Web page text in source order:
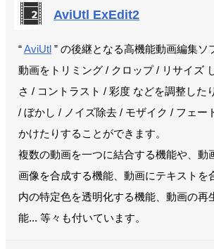
AviUtl ExEdit2
“AviUtl ” の後継となる高機能動画編集ソ
動画をトリミング / クロップ / リサイズ
さ / コントラスト / 彩度 などを調整した
/ ぼかし / ノイズ除去 / モザイク / フェー
かけたりすることができます。
複数の動画を一つに結合する機能や、動
画像を合成する機能、動画にテキストを
内の特定色を透明化する機能、動画の再
能... 等々も付いています。